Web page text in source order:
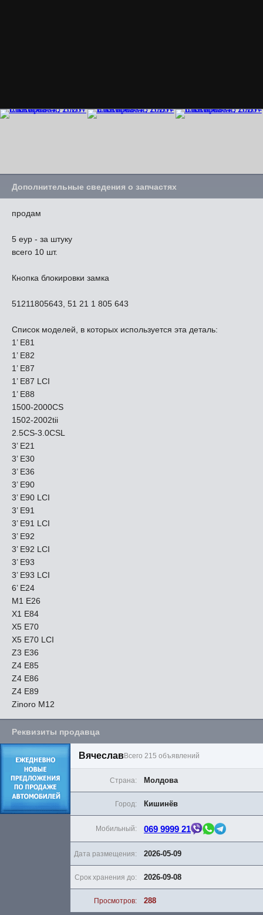
Дополнительные сведения о запчастях
продам
5 еур - за штуку
всего 10 шт.
Кнопка блокировки замка
51211805643, 51 21 1 805 643
Список моделей, в которых используется эта деталь:
1’ E81
1’ E82
1’ E87
1’ E87 LCI
1’ E88
1500-2000CS
1502-2002tii
2.5CS-3.0CSL
3’ E21
3’ E30
3’ E36
3’ E90
3’ E90 LCI
3’ E91
3’ E91 LCI
3’ E92
3’ E92 LCI
3’ E93
3’ E93 LCI
6’ E24
M1 E26
X1 E84
X5 E70
X5 E70 LCI
Z3 E36
Z4 E85
Z4 E86
Z4 E89
Zinoro M12
Реквизиты продавца
ВячеславВсего 215 объявлений
Страна: Молдова
Дата размещения: 2026-05-09
Город: Кишинёв
Срок хранения до: 2026-09-08
Мобильный: 069 9999 21
Просмотров: 288